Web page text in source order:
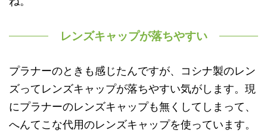
レンズキャップが落ちやすい
プラナーのときも感じたんですが、コシナ製のレン
ズってレンズキャップが落ちやすい気がします。現
にプラナーのレンズキャップも無くしてしまって、
へんてこな代用のレンズキャップを使っています。